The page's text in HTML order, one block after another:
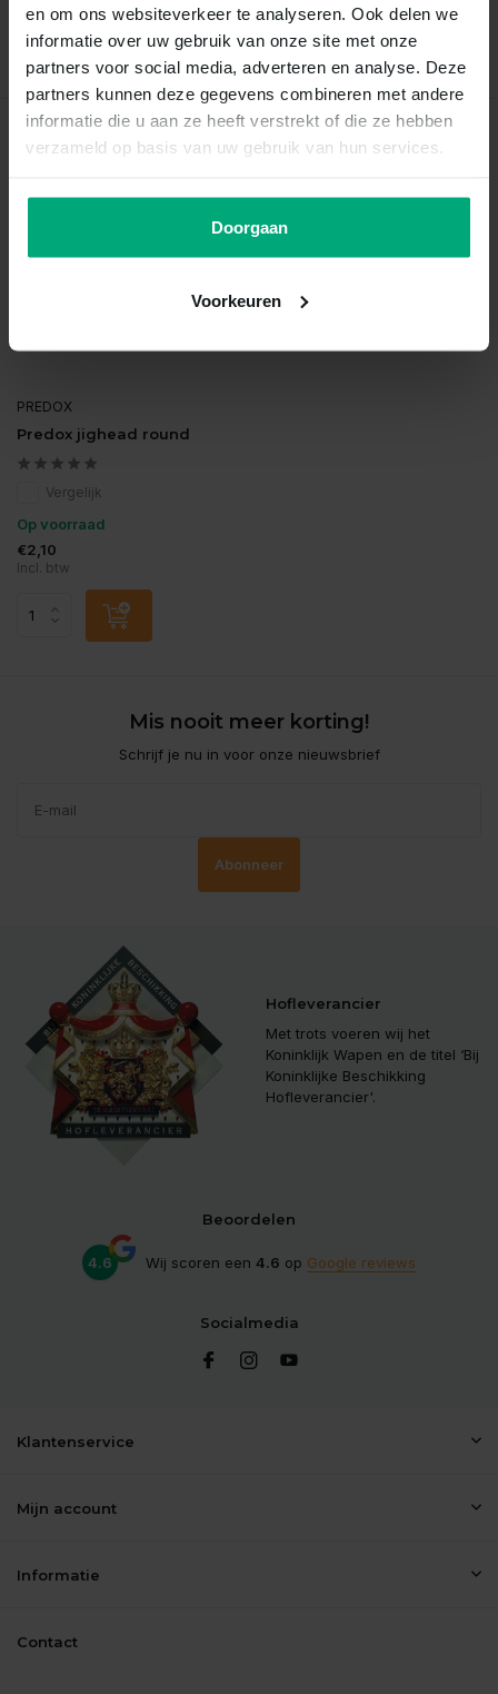
en om ons websiteverkeer te analyseren. Ook delen we
informatie over uw gebruik van onze site met onze
partners voor social media, adverteren en analyse. Deze
partners kunnen deze gegevens combineren met andere
informatie die u aan ze heeft verstrekt of die ze hebben
verzameld op basis van uw gebruik van hun services.
Doorgaan
Voorkeuren
Schrijf je eigen review
Recent bekeken
PREDOX
Predox jighead round
Vergelijk
Op voorraad
€2,10
Incl. btw
Mis nooit meer korting!
Schrijf je nu in voor onze nieuwsbrief
Abonneer
Hofleverancier
Met trots voeren wij het
Koninklijk Wapen en de titel ‘Bij
Koninklijke Beschikking
Hofleverancier'.
Beoordelen
4.6 Wij scoren een 4.6 op Google reviews
Socialmedia
Klantenservice
Mijn account
Informatie
Contact